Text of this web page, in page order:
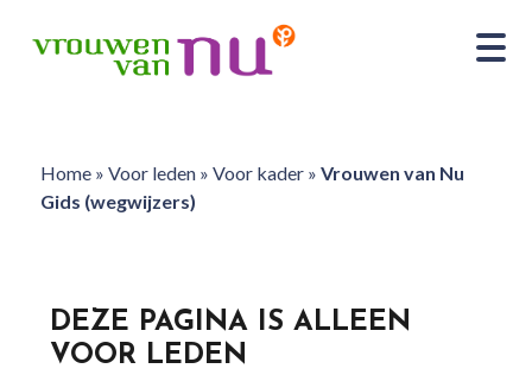
Home» Voor leden» Voor kader» Vrouwen van Nu
Gids (wegwijzers)
DEZE PAGINA IS ALLEEN
VOOR LEDEN